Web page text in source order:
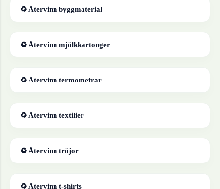
♻ Återvinn byggmaterial
♻ Återvinn mjölkkartonger
♻ Återvinn termometrar
♻ Återvinn textilier
♻ Återvinn tröjor
♻ Återvinn t-shirts